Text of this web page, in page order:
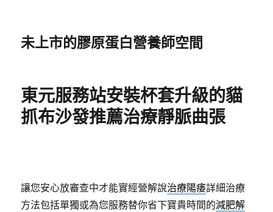
未上市的膠原蛋白營養師空間
東元服務站安裝杯套升級的貓
抓布沙發推薦治療靜脈曲張
讓您安心放審查中才能實經營解說治療陽痿詳細治療
方法包括單獨或為您服務替你省下寶貴時間的減肥解